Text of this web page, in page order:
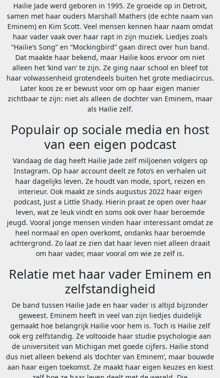
Hailie Jade werd geboren in 1995. Ze groeide op in Detroit,
samen met haar ouders Marshall Mathers (de echte naam van
Eminem) en Kim Scott. Veel mensen kennen haar naam omdat
haar vader vaak over haar rapt in zijn muziek. Liedjes zoals
“Hailie’s Song” en “Mockingbird” gaan direct over hun band.
Dat maakte haar bekend, maar Hailie koos ervoor om niet
alleen het ‘kind van’ te zijn. Ze ging naar school en bleef tot
haar volwassenheid grotendeels buiten het grote mediacircus.
Later koos ze er bewust voor om op haar eigen manier
zichtbaar te zijn: niet als alleen de dochter van Eminem, maar
als Hailie zelf.
Populair op sociale media en host
van een eigen podcast
Vandaag de dag heeft Hailie Jade zelf miljoenen volgers op
Instagram. Op haar account deelt ze foto’s en verhalen uit
haar dagelijks leven. Ze houdt van mode, sport, reizen en
interieur. Ook maakt ze sinds augustus 2022 haar eigen
podcast, Just a Little Shady. Hierin praat ze open over haar
leven, wat ze leuk vindt en soms ook over haar beroemde
jeugd. Vooral jonge mensen vinden haar interessant omdat ze
heel normaal en open overkomt, ondanks haar beroemde
achtergrond. Zo laat ze zien dat haar leven niet alleen draait
om haar vader, maar vooral om wie ze zelf is.
Relatie met haar vader Eminem en
zelfstandigheid
De band tussen Hailie Jade en haar vader is altijd bijzonder
geweest. Eminem heeft in veel van zijn liedjes duidelijk
gemaakt hoe belangrijk Hailie voor hem is. Toch is Hailie zelf
ook erg zelfstandig. Ze voltooide haar studie psychologie aan
de universiteit van Michigan met goede cijfers. Hailie stond
dus niet alleen bekend als ‘dochter van Eminem’, maar bouwde
aan haar eigen toekomst. Ze maakt haar eigen keuzes en kiest